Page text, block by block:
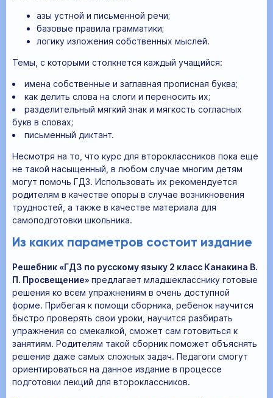
азы устной и письменной речи;
базовые правила грамматики;
логику изложения собственных мыслей.
Темы, с которыми столкнется каждый учащийся:
имена собственные и заглавная прописная буква;
как делить слова на слоги и переносить их;
разделительный мягкий знак и мягкость согласных
букв в словах;
письменный диктант.
Несмотря на то, что курс для второклассников пока еще
не такой насыщенный, в любом случае многим детям
могут помочь ГДЗ. Использовать их рекомендуется
родителям в качестве опоры в случае возникновения
трудностей, а также в качестве материала для
самоподготовки школьника.
Из каких параметров состоит издание
Решебник «ГДЗ по русскому языку 2 класс Канакина В.
П. Просвещение» предлагает младшекласснику готовые
решения ко всем упражнениям в очень доступной
форме. Прибегая к помощи сборника, ребенок научится
быстро проверять свои уроки, научится разбирать
упражнения со смекалкой, сможет сам готовиться к
занятиям. Родителям такой сборник поможет объяснять
решение даже самых сложных задач. Педагоги смогут
ориентироваться на данное издание в процессе
подготовки лекций для второклассников.